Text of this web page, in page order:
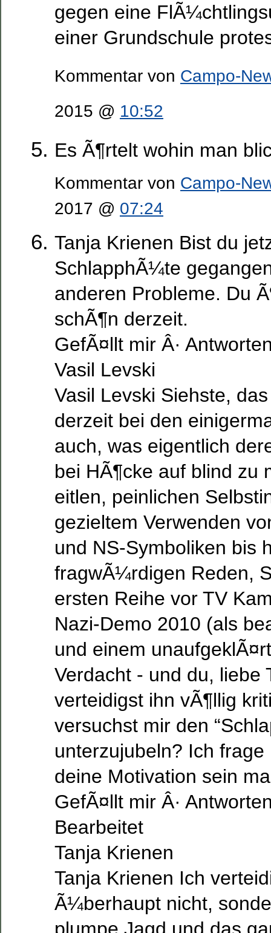
gegen eine
einer Grundschule
Kommentar von Campo-
2015 @ 10:52
Es Ã¶rtelt wohin man
Kommentar von Campo-
2017 @ 07:24
Tanja Krienen Bist du
SchlapphÃ¼te
anderen Probleme. Du
schÃ¶n derzeit.
GefÃ¤llt mir Â·
Vasil Levski
Vasil Levski Siehste,
derzeit bei den
auch, was eigentlich
bei HÃ¶cke auf blind zu
eitlen, peinlichen
gezieltem Verwenden
und NS-Symboliken bis
fragwÃ¼rdigen Reden,
ersten Reihe vor TV
Nazi-Demo 2010 (als
und einem
Verdacht - und du, liebe
verteidigst ihn vÃ¶llig
versuchst mir den
unterzujubeln? Ich
deine Motivation sein
GefÃ¤llt mir Â·
Bearbeitet
Tanja Krienen
Tanja Krienen Ich
Ã¼berhaupt nicht,